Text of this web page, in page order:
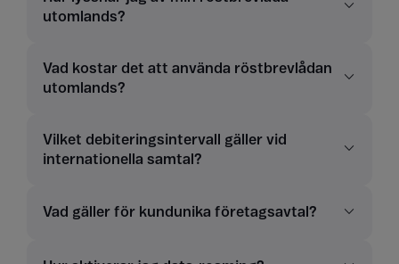
utomlands?
Vad kostar det att använda röstbrevlådan
utomlands?
Vilket debiteringsintervall gäller vid
internationella samtal?
Vad gäller för kundunika företagsavtal?